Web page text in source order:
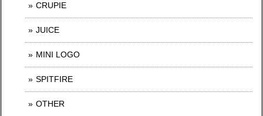
CRUPIE
JUICE
MINI LOGO
SPITFIRE
OTHER